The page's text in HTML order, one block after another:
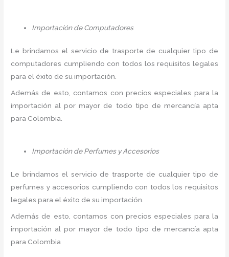
Importación de Computadores
Le brindamos el servicio de trasporte de cualquier tipo de
computadores cumpliendo con todos los requisitos legales
para el éxito de su importación.
Además de esto, contamos con precios especiales para la
importación al por mayor de todo tipo de mercancía apta
para Colombia.
Importación de Perfumes y Accesorios
Le brindamos el servicio de trasporte de cualquier tipo de
perfumes y accesorios cumpliendo con todos los requisitos
legales para el éxito de su importación.
Además de esto, contamos con precios especiales para la
importación al por mayor de todo tipo de mercancía apta
para Colombia